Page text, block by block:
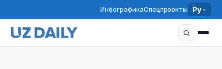
ИнфографикаСпецпроекты Ру